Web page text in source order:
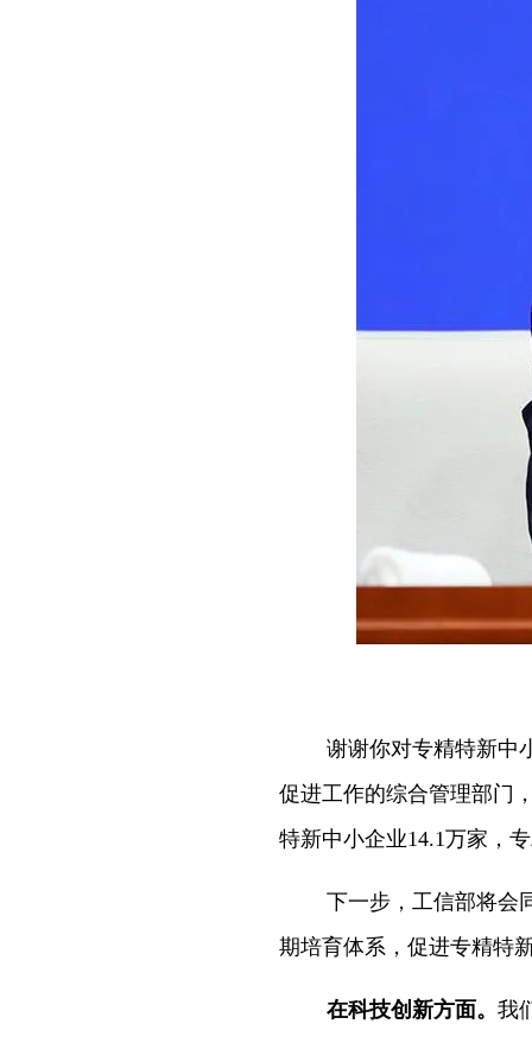
谢谢你对专精特新中
促进工作的综合管理部门
特新中小企业14.1万家，
下一步，工信部将会
期培育体系，促进专精特
在科技创新方面。 我